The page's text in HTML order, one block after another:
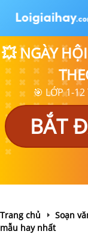
💥 NGÀY
🎯 LỚP 1-
BẮT
Trang chủ
Soạn
mẫu hay nhất